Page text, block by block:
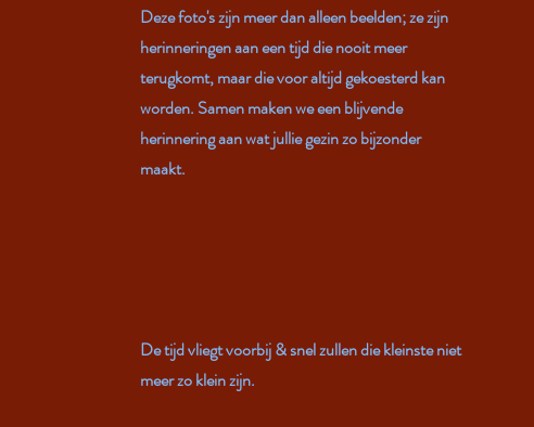
Deze foto's zijn meer dan alleen beelden; ze zijn
herinneringen aan een tijd die nooit meer
terugkomt, maar die voor altijd gekoesterd kan
worden. Samen maken we een blijvende
herinnering aan wat jullie gezin zo bijzonder
maakt.
De tijd vliegt voorbij & snel zullen die kleinste niet
meer zo klein zijn.